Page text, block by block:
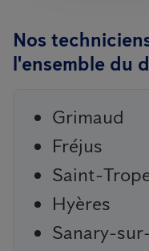
Nos
l'ensemble du
Grimaud
Fréjus
Saint-
Hyères
Sanary-